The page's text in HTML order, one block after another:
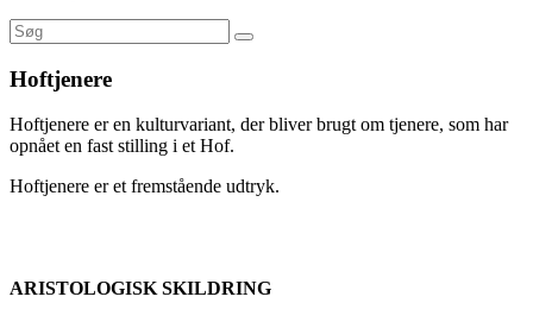
Hoftjenere
Hoftjenere er en kulturvariant, der bliver brugt om tjenere, som har
opnået en fast stilling i et Hof.
Hoftjenere er et fremstående udtryk.
ARISTOLOGISK SKILDRING